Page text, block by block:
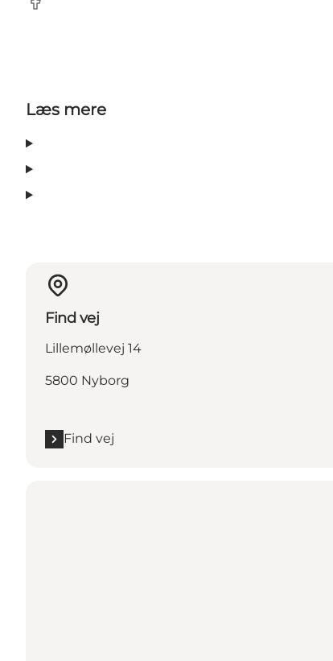
Facebook
Læs mere
Find vej
Lillemøllevej 14
5800 Nyborg
Find vej